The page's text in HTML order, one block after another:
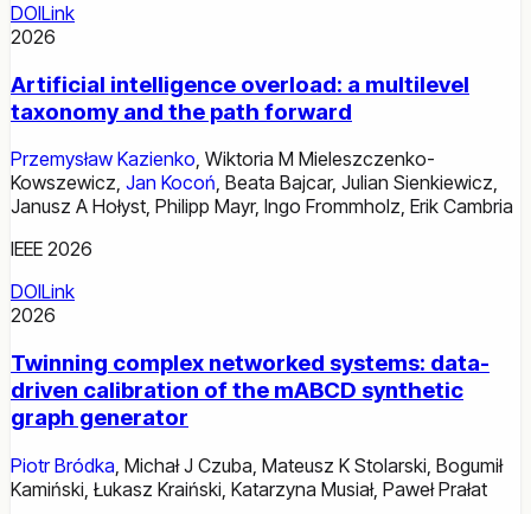
DOILink
2026
Artificial intelligence overload: a multilevel
taxonomy and the path forward
Przemysław Kazienko, Wiktoria M Mieleszczenko-
Kowszewicz, Jan Kocoń, Beata Bajcar, Julian Sienkiewicz,
Janusz A Hołyst, Philipp Mayr, Ingo Frommholz, Erik Cambria
IEEE 2026
DOILink
2026
Twinning complex networked systems: data-
driven calibration of the mABCD synthetic
graph generator
Piotr Bródka Michał J Czuba Mateusz K Stolarski Bogumił
Kamiński Łukasz Kraiński Katarzyna Musiał, Paweł Prałat